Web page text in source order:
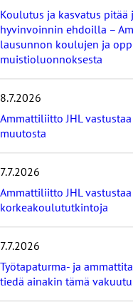
a
v
i
i
i
s
i
ä
t
u
u
t
i
e
t
Koulutus ja kasvatus
hyvinvoinnin ehdoilla –
lausunnon koulujen ja
muistioluonnoksesta
8.7.2026
Ammattiliitto JHL
muutosta
7.7.2026
Ammattiliitto JHL
korkeakoulututkintoja
7.7.2026
Työtapaturma- ja
tiedä ainakin tämä